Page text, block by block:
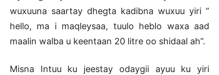
wuxuuna saartay dhegta kadibna wuxuu yiri ”
hello, ma i maqleysaa, tuulo heblo waxa aad
maalin walba u keentaan 20 litre oo shidaal ah”.
Misna Intuu ku jeestay odaygii ayuu ku yiri